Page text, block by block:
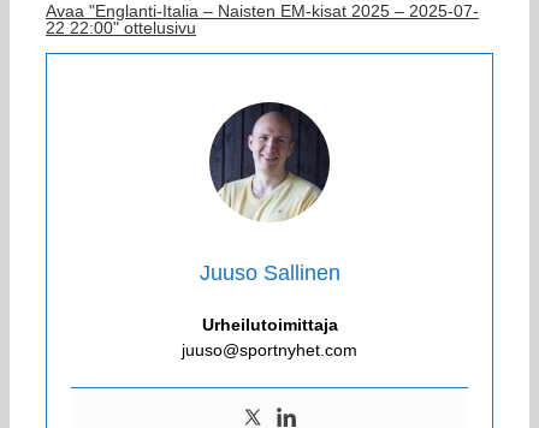
Avaa "Englanti-Italia – Naisten EM-kisat 2025 – 2025-07-
22 22:00" ottelusivu
Juuso Sallinen
Urheilutoimittaja
juuso@sportnyhet.com